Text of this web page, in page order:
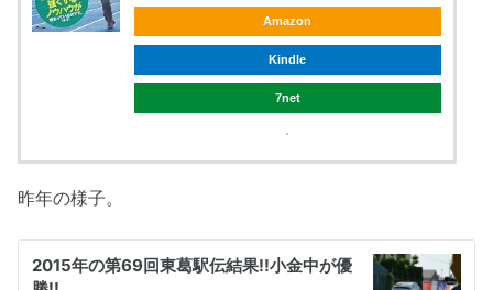
Amazon
Kindle
7net
昨年の様子。